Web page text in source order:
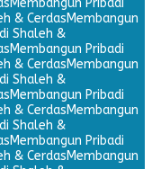
Membangun Pribadi
& CerdasMembangun
Shaleh &
Membangun Pribadi
& CerdasMembangun
Shaleh &
Membangun Pribadi
& CerdasMembangun
Shaleh &
Membangun Pribadi
& CerdasMembangun